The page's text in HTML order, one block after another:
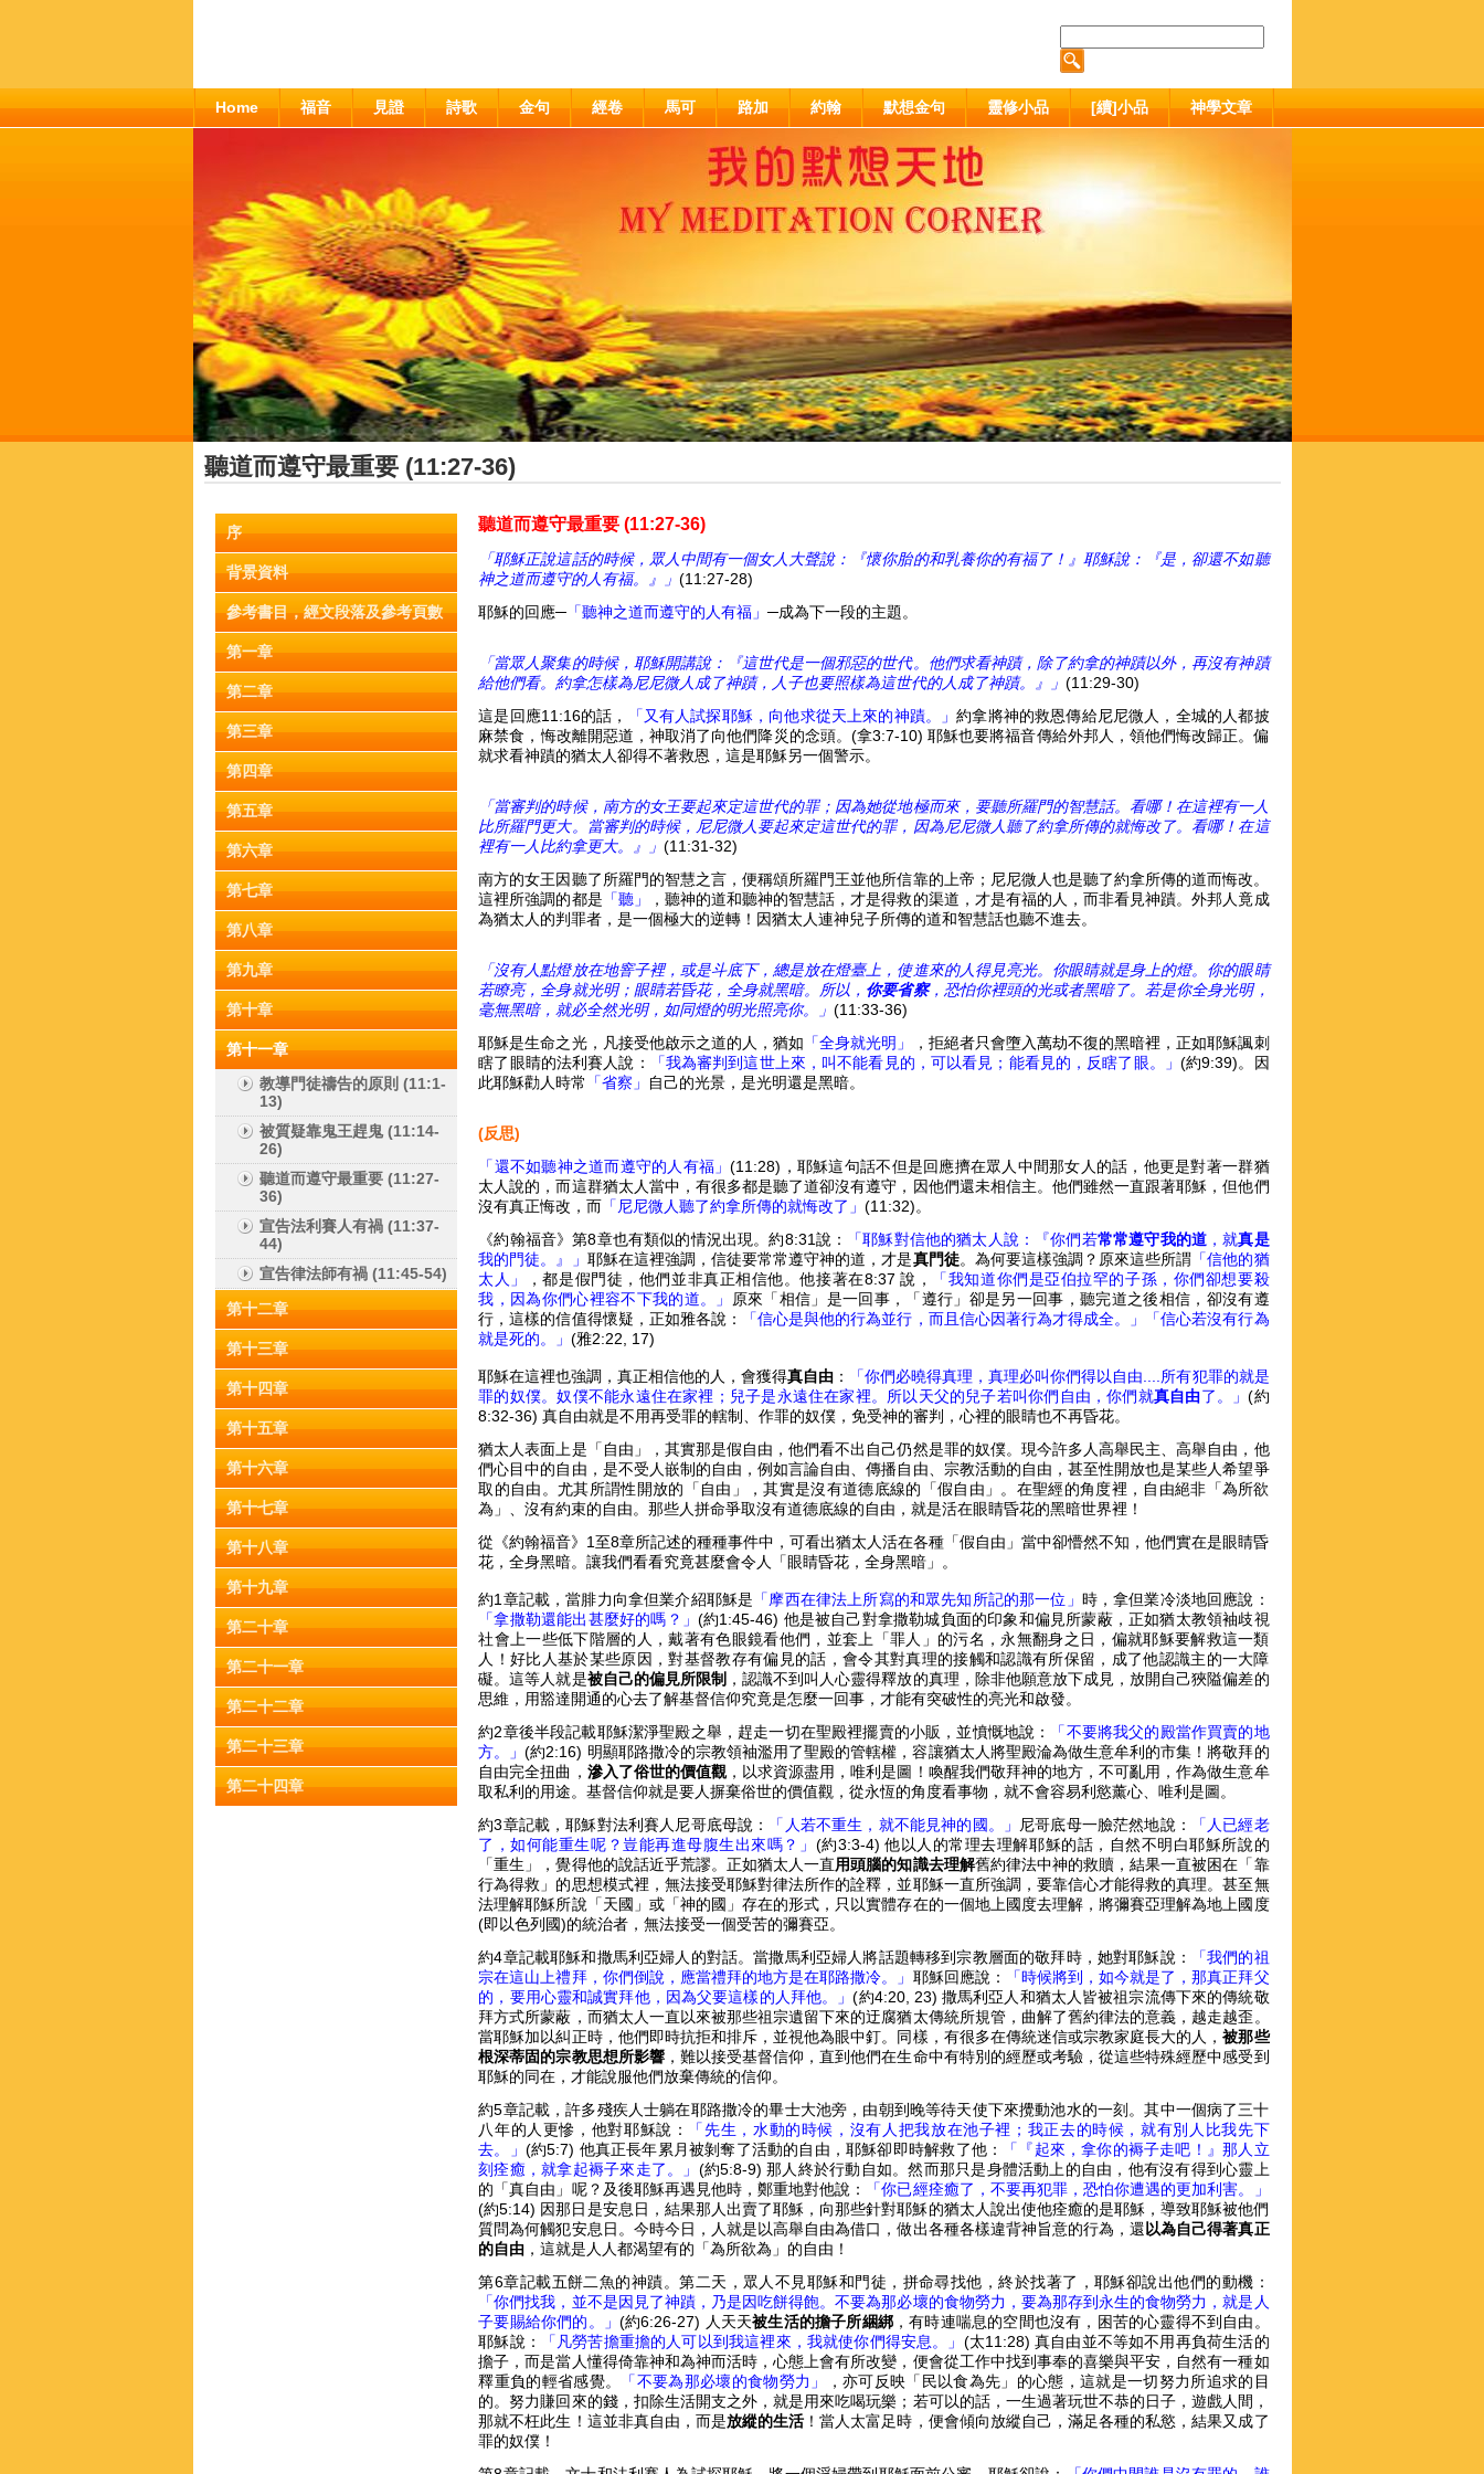
Home 福音 見證 詩歌 金句 經卷 馬可 路加 約翰 默想金句 靈修小品 [續]小品 神學文章
聽道而遵守最重要 (11:27-36)
序
背景資料
參考書目，經文段落及參考頁數
第一章
第二章
第三章
第四章
第五章
第六章
第七章
第八章
第九章
第十章
第十一章
教導門徒禱告的原則 (11:1-
13)
被質疑靠鬼王趕鬼 (11:14-
26)
聽道而遵守最重要 (11:27-
36)
宣告法利賽人有禍 (11:37-
44)
宣告律法師有禍 (11:45-54)
第十二章
第十三章
第十四章
第十五章
第十六章
第十七章
第十八章
第十九章
第二十章
第二十一章
第二十二章
第二十三章
第二十四章
聽道而遵守最重要 (11:27-36)
「耶穌正說這話的時候，眾人中間有一個女人大聲說：『懷你胎的和乳養你的有福了！』耶穌說：『是，卻還不如聽
神之道而遵守的人有福。』」(11:27-28)
耶穌的回應─ 「聽神之道而遵守的人有福」─成為下一段的主題。
「當眾人聚集的時候，耶穌開講說：『這世代是一個邪惡的世代。他們求看神蹟，除了約拿的神蹟以外，再沒有神蹟
給他們看。約拿怎樣為尼尼微人成了神蹟，人子也要照樣為這世代的人成了神蹟。』」(11:29-30)
這是回應11:16的話，
「又有人試探耶穌，向他求從天上來的神蹟。」約拿將神的救恩傳給尼尼微人，全城的人都披
麻禁食，悔改離開惡道，神取消了向他們降災的念頭。(拿3:7-10) 耶穌也要將福音傳給外邦人，領他們悔改歸正。偏
就求看神蹟的猶太人卻得不著救恩，這是耶穌另一個警示。
「當審判的時候，南方的女王要起來定這世代的罪；因為她從地極而來，要聽所羅門的智慧話。看哪！在這裡有一人
比所羅門更大。當審判的時候，尼尼微人要起來定這世代的罪，因為尼尼微人聽了約拿所傳的就悔改了。看哪！在這
裡有一人比約拿更大。』」(11:31-32)
南方的女王因聽了所羅門的智慧之言，便稱頌所羅門王並他所信靠的上帝；尼尼微人也是聽了約拿所傳的道而悔改。
這裡所強調的都是 「聽」
，聽神的道和聽神的智慧話，才是得救的渠道，才是有福的人，而非看見神蹟。外邦人竟成
為猶太人的判罪者，是一個極大的逆轉！因猶太人連神兒子所傳的道和智慧話也聽不進去。
「沒有人點燈放在地窨子裡，或是斗底下，總是放在燈臺上，使進來的人得見亮光。你眼睛就是身上的燈。你的眼睛
若瞭亮，全身就光明；眼睛若昏花，全身就黑暗。所以， 你要省察，恐怕你裡頭的光或者黑暗了。若是你全身光明，
毫無黑暗，就必全然光明，如同燈的明光照亮你。」(11:33-36)
耶穌是生命之光，凡接受他啟示之道的人，猶如 「全身就光明」
，拒絕者只會墮入萬劫不復的黑暗裡，正如耶穌諷刺
瞎了眼睛的法利賽人說：
「我為審判到這世上來，叫不能看見的，可以看見；能看見的，反瞎了眼。」 (約9:39)。因
此耶穌勸人時常
「省察」 自己的光景，是光明還是黑暗。
(反思)
「還不如聽神之道而遵守的人有福」(11:28)，耶穌這句話不但是回應擠在眾人中間那女人的話，他更是對著一群猶
太人說的，而這群猶太人當中，有很多都是聽了道卻沒有遵守，因他們還未相信主。他們雖然一直跟著耶穌，但他們
沒有真正悔改，而 「尼尼微人聽了約拿所傳的就悔改了」(11:32)。
《約翰福音》第8章也有類似的情況出現。約8:31說：
「耶穌對信他的猶太人說：『你們若常常遵守我的道 ，就真是
我的門徒。』」 耶穌在這裡強調，信徒要常常遵守神的道，才是真門徒。為何要這樣強調？原來這些所謂 「信他的猶
太人」
，都是假門徒，他們並非真正相信他。他接著在8:37 說，
「我知道你們是亞伯拉罕的子孫，你們卻想要殺
我，因為你們心裡容不下我的道。」
原來「相信」是一回事，「遵行」卻是另一回事，聽完道之後相信，卻沒有遵
行，這樣的信值得懷疑，正如雅各說：
「信心是與他的行為並行，而且信心因著行為才得成全。」「信心若沒有行為
就是死的。」(雅2:22, 17)
耶穌在這裡也強調，真正相信他的人，會獲得真自由 ：
「你們必曉得真理，真理必叫你們得以自由....所有犯罪的就是
罪的奴僕。奴僕不能永遠住在家裡；兒子是永遠住在家裡。所以天父的兒子若叫你們自由，你們就真自由了。」(約
8:32-36) 真自由就是不用再受罪的轄制、作罪的奴僕，免受神的審判，心裡的眼睛也不再昏花。
猶太人表面上是「自由」，其實那是假自由，他們看不出自己仍然是罪的奴僕。現今許多人高舉民主、高舉自由，他
們心目中的自由，是不受人嵌制的自由，例如言論自由、傳播自由、宗教活動的自由，甚至性開放也是某些人希望爭
取的自由。尤其所謂性開放的「自由」，其實是沒有道德底線的「假自由」。在聖經的角度裡，自由絕非「為所欲
為」、沒有約束的自由。那些人拼命爭取沒有道德底線的自由，就是活在眼睛昏花的黑暗世界裡！
從《約翰福音》1至8章所記述的種種事件中，可看出猶太人活在各種「假自由」當中卻懵然不知，他們實在是眼睛昏
花，全身黑暗。讓我們看看究竟甚麼會令人「眼睛昏花，全身黑暗」。
約1章記載，當腓力向拿但業介紹耶穌是 「摩西在律法上所寫的和眾先知所記的那一位」 時，拿但業冷淡地回應說：
「拿撒勒還能出甚麼好的嗎？」(約1:45-46) 他是被自己對拿撒勒城負面的印象和偏見所蒙蔽，正如猶太教領袖歧視
社會上一些低下階層的人，戴著有色眼鏡看他們，並套上「罪人」的污名，永無翻身之日，偏就耶穌要解救這一類
人！好比人基於某些原因，對基督教存有偏見的話，會令其對真理的接觸和認識有所保留，成了他認識主的一大障
礙。這等人就是被自己的偏見所限制 ，認識不到叫人心靈得釋放的真理，除非他願意放下成見，放開自己狹隘偏差的
思維，用豁達開通的心去了解基督信仰究竟是怎麼一回事，才能有突破性的亮光和啟發。
約2章後半段記載耶穌潔淨聖殿之舉，趕走一切在聖殿裡擺賣的小販，並憤慨地說：
「不要將我父的殿當作買賣的地
方。」(約2:16) 明顯耶路撒冷的宗教領袖濫用了聖殿的管轄權，容讓猶太人將聖殿淪為做生意牟利的市集！將敬拜的
自由完全扭曲， 滲入了俗世的價值觀，以求資源盡用，唯利是圖！喚醒我們敬拜神的地方，不可亂用，作為做生意牟
取私利的用途。基督信仰就是要人摒棄俗世的價值觀，從永恆的角度看事物，就不會容易利慾薰心、唯利是圖。
約3章記載，耶穌對法利賽人尼哥底母說：
「人若不重生，就不能見神的國。」 尼哥底母一臉茫然地說：
「人已經老
了，如何能重生呢？豈能再進母腹生出來嗎？」 (約3:3-4) 他以人的常理去理解耶穌的話，自然不明白耶穌所說的
「重生」，覺得他的說話近乎荒謬。正如猶太人一直用頭腦的知識去理解舊約律法中神的救贖，結果一直被困在「靠
行為得救」的思想模式裡，無法接受耶穌對律法所作的詮釋，並耶穌一直所強調，要靠信心才能得救的真理。甚至無
法理解耶穌所說「天國」或「神的國」存在的形式，只以實體存在的一個地上國度去理解，將彌賽亞理解為地上國度
(即以色列國)的統治者，無法接受一個受苦的彌賽亞。
約4章記載耶穌和撒馬利亞婦人的對話。當撒馬利亞婦人將話題轉移到宗教層面的敬拜時，她對耶穌說：
「我們的祖
宗在這山上禮拜，你們倒說，應當禮拜的地方是在耶路撒冷。」 耶穌回應說：
「時候將到，如今就是了，那真正拜父
的，要用心靈和誠實拜他，因為父要這樣的人拜他。」(約4:20, 23) 撒馬利亞人和猶太人皆被祖宗流傳下來的傳統敬
拜方式所蒙蔽，而猶太人一直以來被那些祖宗遺留下來的迂腐猶太傳統所規管，曲解了舊約律法的意義，越走越歪。
當耶穌加以糾正時，他們即時抗拒和排斥，並視他為眼中釘。同樣，有很多在傳統迷信或宗教家庭長大的人，被那些
根深蒂固的宗教思想所影響，難以接受基督信仰，直到他們在生命中有特別的經歷或考驗，從這些特殊經歷中感受到
耶穌的同在，才能說服他們放棄傳統的信仰。
約5章記載，許多殘疾人士躺在耶路撒冷的畢士大池旁，由朝到晚等待天使下來攪動池水的一刻。其中一個病了三十
八年的人更慘，他對耶穌說：
「先生，水動的時候，沒有人把我放在池子裡；我正去的時候，就有別人比我先下
去。」 (約5:7) 他真正長年累月被剝奪了活動的自由，耶穌卻即時解救了他：
「『起來，拿你的褥子走吧！』那人立
刻痊癒，就拿起褥子來走了。」 (約5:8-9) 那人終於行動自如。然而那只是身體活動上的自由，他有沒有得到心靈上
的「真自由」呢？及後耶穌再遇見他時，鄭重地對他說：
「你已經痊癒了，不要再犯罪，恐怕你遭遇的更加利害。」
(約5:14) 因那日是安息日，結果那人出賣了耶穌，向那些針對耶穌的猶太人說出使他痊癒的是耶穌，導致耶穌被他們
質問為何觸犯安息日。今時今日，人就是以高舉自由為借口，做出各種各樣違背神旨意的行為，還 以為自己得著真正
的自由 ，這就是人人都渴望有的「為所欲為」的自由！
第6章記載五餅二魚的神蹟。第二天，眾人不見耶穌和門徒，拼命尋找他，終於找著了，耶穌卻說出他們的動機：
「你們找我，並不是因見了神蹟，乃是因吃餅得飽。不要為那必壞的食物勞力，要為那存到永生的食物勞力，就是人
子要賜給你們的。」(約6:26-27) 人天天被生活的擔子所綑綁 ，有時連喘息的空間也沒有，困苦的心靈得不到自由。
耶穌說：
「凡勞苦擔重擔的人可以到我這裡來，我就使你們得安息。」 (太11:28) 真自由並不等如不用再負荷生活的
擔子，而是當人懂得倚靠神和為神而活時，心態上會有所改變，便會從工作中找到事奉的喜樂與平安，自然有一種如
釋重負的輕省感覺。
「不要為那必壞的食物勞力」
，亦可反映「民以食為先」的心態，這就是一切努力所追求的目
的。努力賺回來的錢，扣除生活開支之外，就是用來吃喝玩樂；若可以的話，一生過著玩世不恭的日子，遊戲人間，
那就不枉此生！這並非真自由，而是放縱的生活 ！當人太富足時，便會傾向放縱自己，滿足各種的私慾，結果又成了
罪的奴僕！